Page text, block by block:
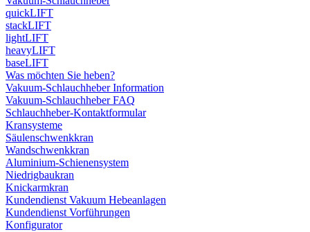
quickLIFT
stackLIFT
lightLIFT
heavyLIFT
baseLIFT
Was möchten Sie heben?
Vakuum-Schlauchheber Information
Vakuum-Schlauchheber FAQ
Schlauchheber-Kontaktformular
Kransysteme
Säulenschwenkkran
Wandschwenkkran
Aluminium-Schienensystem
Niedrigbaukran
Knickarmkran
Kundendienst Vakuum Hebeanlagen
Kundendienst Vorführungen
Konfigurator